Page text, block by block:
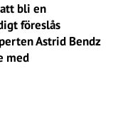
bli en
föreslås
Astrid Bendz
med